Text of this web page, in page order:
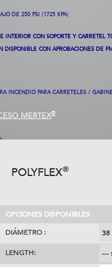
DE 250 PSI (1725 KPA)
INTERIOR CON SOPORTE Y CARRETEL
DISPONIBLE CON APROBACIONES DE
INCENDIO PARA CARRETELES /
MERTEX®
POLYFLEX®
OPCIONES DISPONIBLES
DIÁMETRO :
LENGTH: